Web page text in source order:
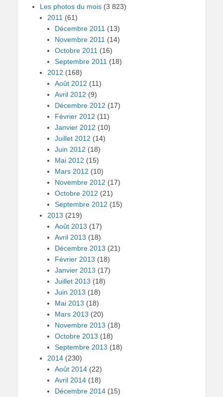
Les photos du mois (3 823)
2011 (61)
Décembre 2011 (13)
Novembre 2011 (14)
Octobre 2011 (16)
Septembre 2011 (18)
2012 (168)
Août 2012 (11)
Avril 2012 (9)
Décembre 2012 (17)
Février 2012 (11)
Janvier 2012 (10)
Juillet 2012 (14)
Juin 2012 (18)
Mai 2012 (15)
Mars 2012 (10)
Novembre 2012 (17)
Octobre 2012 (21)
Septembre 2012 (15)
2013 (219)
Août 2013 (17)
Avril 2013 (18)
Décembre 2013 (21)
Février 2013 (18)
Janvier 2013 (17)
Juillet 2013 (18)
Juin 2013 (18)
Mai 2013 (18)
Mars 2013 (20)
Novembre 2013 (18)
Octobre 2013 (18)
Septembre 2013 (18)
2014 (230)
Août 2014 (22)
Avril 2014 (18)
Décembre 2014 (15)